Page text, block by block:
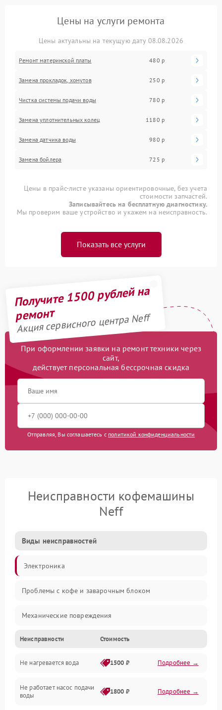
Цены на услуги ремонта
Цены актуальны на текущую дату 08.08.2026
Ремонт материнской платы 480 р
Замена прокладок, хомутов 250 р
Чистка системы подачи воды 780 р
Замена уплотнительных колец 1180 р
Замена датчика воды 980 р
Замена бойлера 725 р
Цены в прайс-листе указаны ориентировочные, без учета
стоимости запчастей.
Записывайтесь на бесплатную диагностику.
Мы проверим ваше устройство и укажем на неисправность.
Показать все услуги
Получите 1500 рублей на
ремонт
Акция сервисного центра Neff
При оформлении заявки на ремонт техники через
сайт,
действует персональная бессрочная скидка
Отправляя, Вы соглашаетесь с политикой конфиденциальности
Неисправности кофемашины
Neff
Виды неисправностей
Электроника
Проблемы с кофе и заварочным блоком
Механические повреждения
Прочие неисправности
Включение и работа
Проблемы с водой
Неисправности Стоимость
Не нагревается вода 1500 ₽ Подробнее →
Не работает насос подачи
воды
1800 ₽ Подробнее →